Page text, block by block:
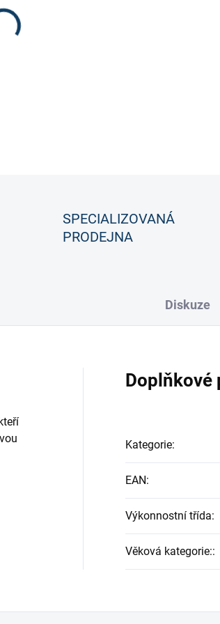
Brankářský suspenzor CCM Goal Jock
SPECIALIZOVANÁ
PRODEJNA
Diskuze
Doplňkové
Kategorie:
EAN:
Výkonnostní třída:
Věková kategorie::